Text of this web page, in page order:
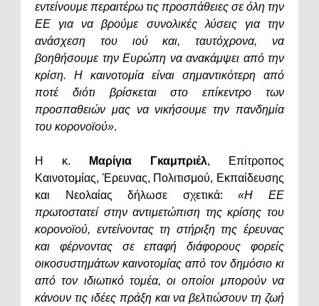
εντείνουμε περαιτέρω τις προσπάθειες σε όλη την
ΕΕ για να βρούμε συνολικές λύσεις για την
ανάσχεση του ιού και, ταυτόχρονα, να
βοηθήσουμε την Ευρώπη να ανακάμψει από την
κρίση. Η καινοτομία είναι σημαντικότερη από
ποτέ διότι βρίσκεται στο επίκεντρο των
προσπαθειών μας να νικήσουμε την πανδημία
του κορονοϊού».
Η κ. Μαρίγια Γκαμπριέλ, Επίτροπος
Καινοτομίας, Έρευνας, Πολιτισμού, Εκπαίδευσης
και Νεολαίας δήλωσε σχετικά:«Η ΕΕ
πρωτοστατεί στην αντιμετώπιση της κρίσης του
κορονοϊού, εντείνοντας τη στήριξη της έρευνας
και φέρνοντας σε επαφή διάφορους φορείς
οικοσυστημάτων καινοτομίας από τον δημόσιο κι
από τον ιδιωτικό τομέα, οι οποίοι μπορούν να
κάνουν τις ιδέες πράξη και να βελτιώσουν τη ζωή